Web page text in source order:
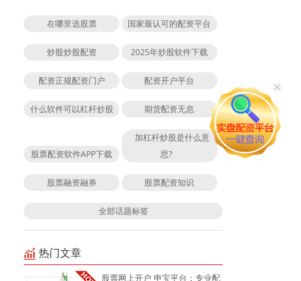
在哪里选股票 国家最认可的配资平台
炒股炒股配资 2025年炒股软件下载
配资正规配资门户 配资开户平台
什么软件可以杠杆炒股 期货配资无息
股票配资软件APP下载
加杠杆炒股是什么意
思?
股票融资融券 股票配资知识
全部话题标签
热门文章
股票网上开户 申宝平台：专业配